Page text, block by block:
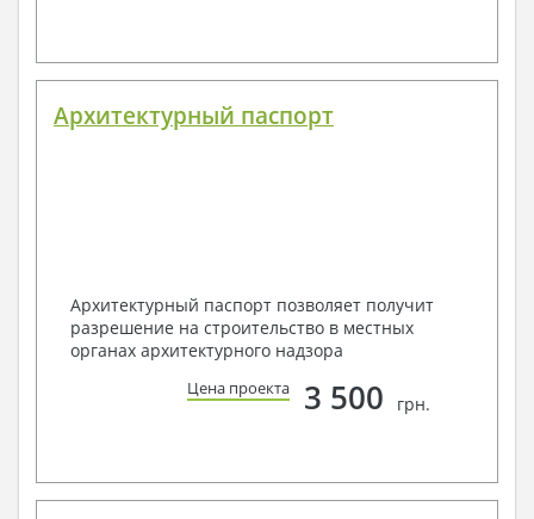
Архитектурный паспорт
Архитектурный паспорт позволяет получит
разрешение на строительство в местных
органах архитектурного надзора
Цена проекта 3 500 грн.